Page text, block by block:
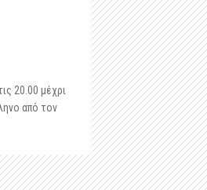
20.00 μέχρι
από τον